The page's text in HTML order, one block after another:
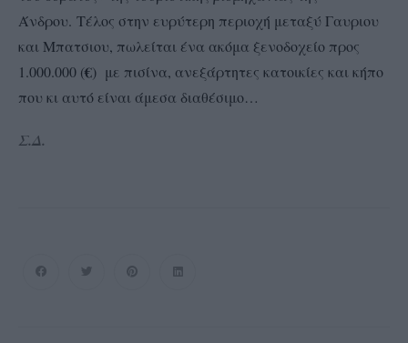
Άνδρου. Τέλος στην ευρύτερη περιοχή μεταξύ Γαυριου
και Μπατσιου, πωλείται ένα ακόμα ξενοδοχείο προς
1.000.000 (€) με πισίνα, ανεξάρτητες κατοικίες και κήπο
που κι αυτό είναι άμεσα διαθέσιμο…
Σ.Δ.